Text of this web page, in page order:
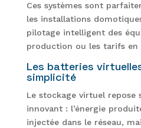
Ces systèmes sont
les installations
pilotage intelligent des
production ou les tarifs en
Les batteries
simplicité
Le stockage virtuel repose
innovant : l’énergie
injectée dans le réseau,